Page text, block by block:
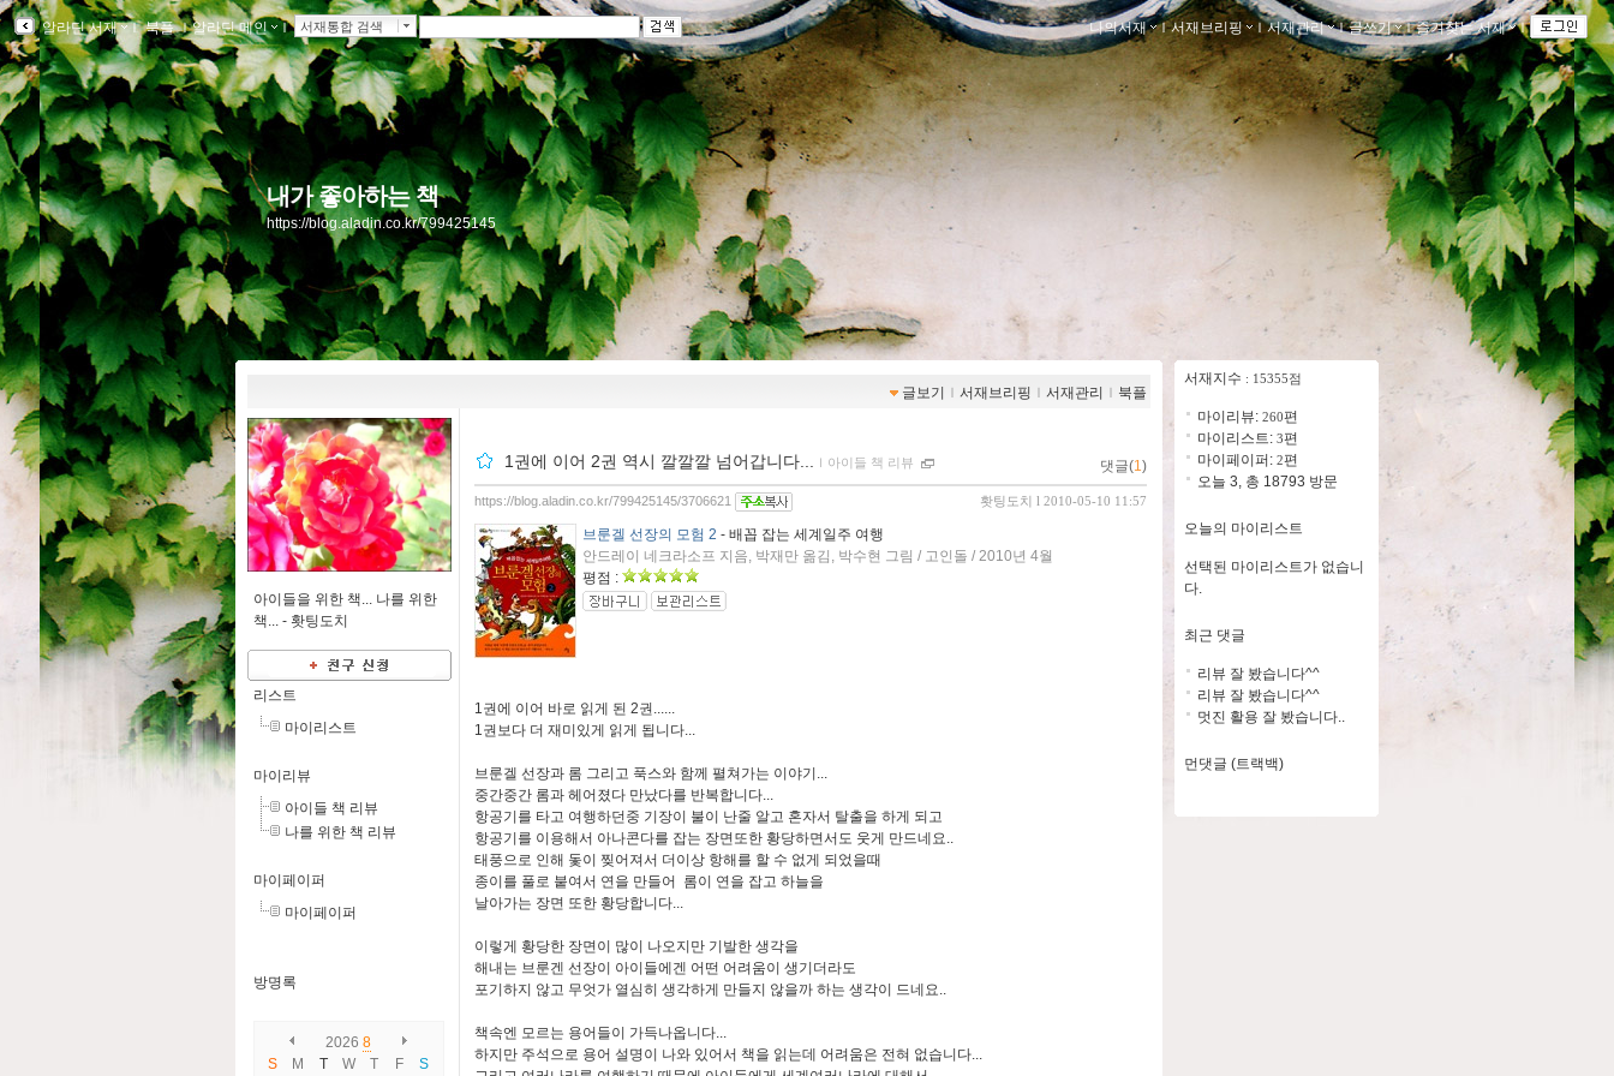
알라딘 서재 ｌ북플ｌ알라딘 메인 ｌ 서재통합 검색 나의서재 ｌ서재브리핑 ｌ서재관리 ｌ글쓰기 ｌ즐겨찾는 서재 ｌ
내가 좋아하는 책
https://blog.aladin.co.kr/799425145
글보기 ｌ 서재브리핑 ｌ 서재관리 ｌ 북플
아이들을 위한 책... 나를 위한
책... - 홧팅도치
리스트
마이리스트
마이리뷰
아이들 책 리뷰
나를 위한 책 리뷰
마이페이퍼
마이페이퍼
방명록
2026 8
S
M T W T F
S
1권에 이어 2권 역시 깔깔깔 넘어갑니다... ｌ 아이들 책 리뷰 댓글(1)
홧팅도치 l 2010-05-10 11:57
https://blog.aladin.co.kr/799425145/3706621
브룬겔 선장의 모험 2 - 배꼽 잡는 세계일주 여행
안드레이 네크라소프 지음, 박재만 옮김, 박수현 그림 / 고인돌 / 2010년 4월
평점 :
1권에 이어 바로 읽게 된 2권......
1권보다 더 재미있게 읽게 됩니다...
브룬겔 선장과 롬 그리고 푹스와 함께 펼쳐가는 이야기...
중간중간 롬과 헤어졌다 만났다를 반복합니다...
항공기를 타고 여행하던중 기장이 불이 난줄 알고 혼자서 탈출을 하게 되고
항공기를 이용해서 아나콘다를 잡는 장면또한 황당하면서도 웃게 만드네요..
태풍으로 인해 돛이 찢어져서 더이상 항해를 할 수 없게 되었을때
종이를 풀로 붙여서 연을 만들어 롬이 연을 잡고 하늘을
날아가는 장면 또한 황당합니다...
이렇게 황당한 장면이 많이 나오지만 기발한 생각을
해내는 브룬겐 선장이 아이들에겐 어떤 어려움이 생기더라도
포기하지 않고 무엇가 열심히 생각하게 만들지 않을까 하는 생각이 드네요..
책속엔 모르는 용어들이 가득나옵니다...
하지만 주석으로 용어 설명이 나와 있어서 책을 읽는데 어려움은 전혀 없습니다...
서재지수 : 15355점
마이리뷰: 260편
마이리스트: 3편
마이페이퍼: 2편
오늘 3, 총 18793 방문
오늘의 마이리스트
선택된 마이리스트가 없습니
다.
최근 댓글
리뷰 잘 봤습니다^^
리뷰 잘 봤습니다^^
멋진 활용 잘 봤습니다..
먼댓글 (트랙백)